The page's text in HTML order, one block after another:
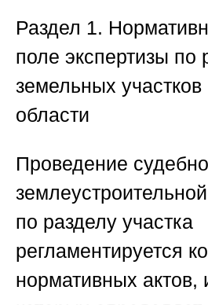
Раздел 1.
поле экспертизы по
земельных
области
Проведение
по разделу участка
регламентируется
нормативных актов,